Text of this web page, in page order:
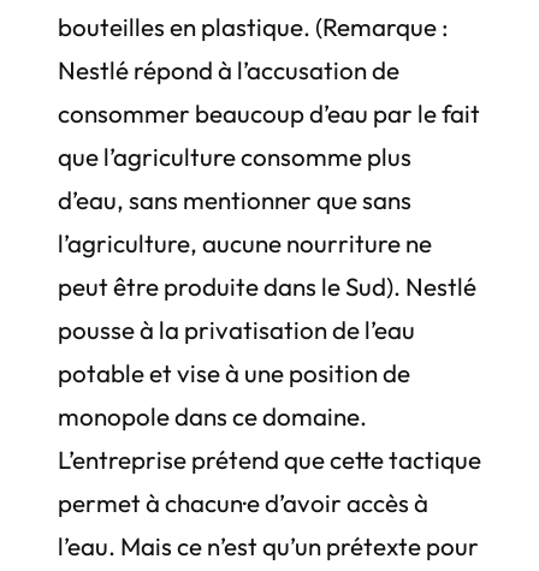
bouteilles en plastique. (Remarque :
Nestlé répond à l’accusation de
consommer beaucoup d’eau par le fait
que l’agriculture consomme plus
d’eau, sans mentionner que sans
l’agriculture, aucune nourriture ne
peut être produite dans le Sud). Nestlé
pousse à la privatisation de l’eau
potable et vise à une position de
monopole dans ce domaine.
L’entreprise prétend que cette tactique
permet à chacun·e d’avoir accès à
l’eau. Mais ce n’est qu’un prétexte pour